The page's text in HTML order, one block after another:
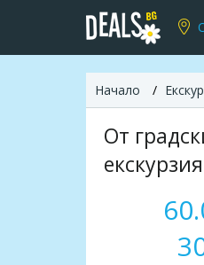
Начало
От